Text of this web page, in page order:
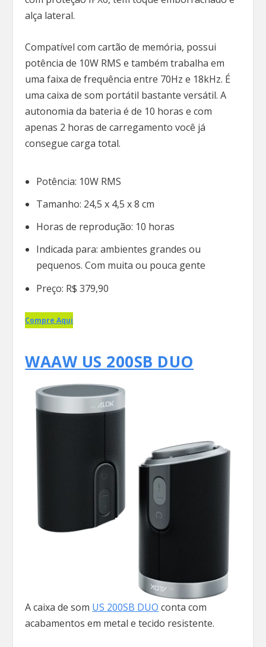
alça lateral.
Compatível com cartão de memória, possui
potência de 10W RMS e também trabalha em
uma faixa de frequência entre 70Hz e 18kHz. É
uma caixa de som portátil bastante versátil. A
autonomia da bateria é de 10 horas e com
apenas 2 horas de carregamento você já
consegue carga total.
Potência: 10W RMS
Tamanho: 24,5 x 4,5 x 8 cm
Horas de reprodução: 10 horas
Indicada para: ambientes grandes ou
pequenos. Com muita ou pouca gente
Preço: R$ 379,90
Compre Aqui
WAAW US 200SB DUO
A caixa de som US 200SB DUO conta com
acabamentos em metal e tecido resistente.